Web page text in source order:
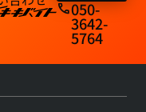
phone050-
3642-
5764​